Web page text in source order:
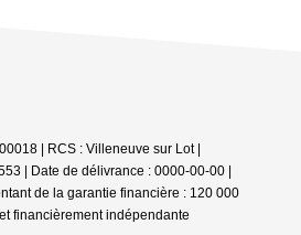
| RCS : Villeneuve sur Lot |
| Date de délivrance : 0000-00-00 |
de la garantie financière : 120 000
financièrement indépendante